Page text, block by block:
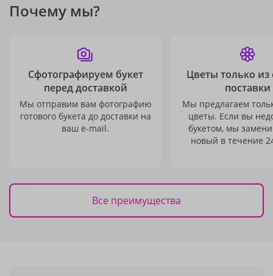
Почему мы?
Сфотографируем букет
перед доставкой
Мы отправим вам фотографию
готового букета до доставки на
ваш e-mail.
Цветы только из
поставки
Мы предлагаем
цветы. Если вы
букетом, мы
новый в течение
Все преимущества